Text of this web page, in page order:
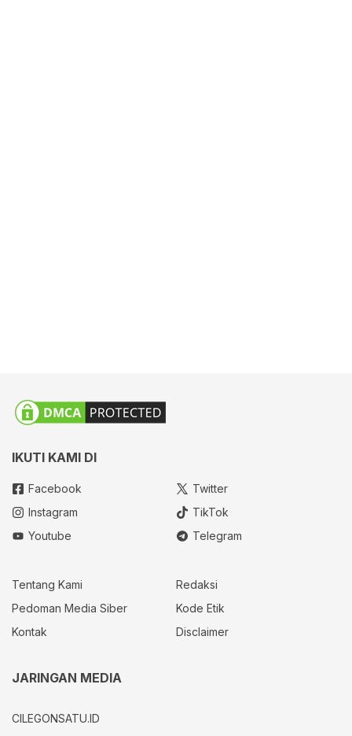
IKUTI KAMI DI
Facebook
Twitter
Instagram
TikTok
Youtube
Telegram
Tentang Kami
Redaksi
Pedoman Media Siber
Kode Etik
Kontak
Disclaimer
JARINGAN MEDIA
CILEGONSATU.ID